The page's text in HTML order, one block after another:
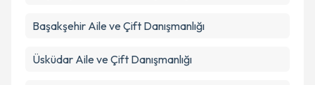
Başakşehir Aile ve Çift Danışmanlığı
Üsküdar Aile ve Çift Danışmanlığı